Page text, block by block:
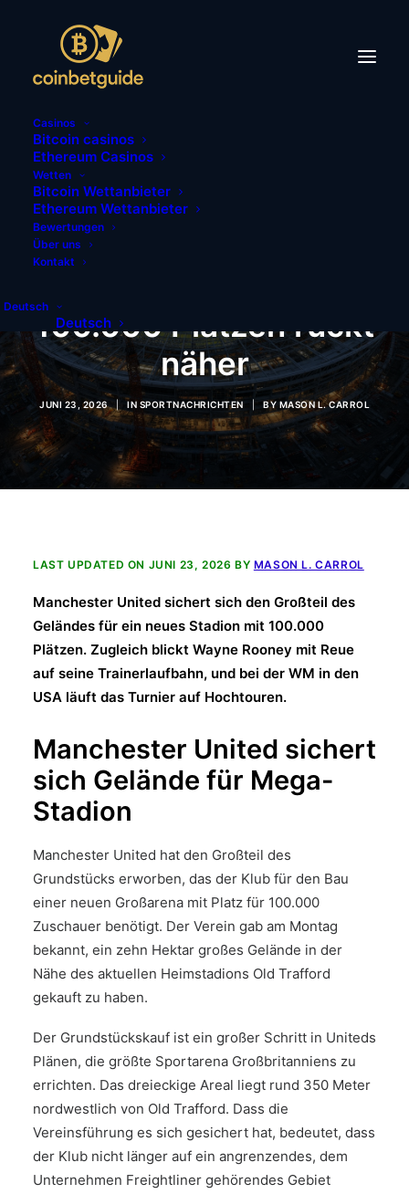
Casinos
Bitcoin casinos
Ethereum Casinos
Wetten
Bitcoin Wettanbieter
Ethereum Wettanbieter
Bewertungen
Über uns
Kontakt
Deutsch
Deutsch
Manchester United
kauft Grundstück:
100.000 Plätzen rückt
näher
JUNI 23, 2026 IN SPORTNACHRICHTEN BY MASON L. CARROL
LAST UPDATED ON JUNI 23, 2026 BY MASON L. CARROL
Manchester United sichert sich den Großteil des
Geländes für ein neues Stadion mit 100.000
Plätzen. Zugleich blickt Wayne Rooney mit Reue
auf seine Trainerlaufbahn, und bei der WM in den
USA läuft das Turnier auf Hochtouren.
Manchester United sichert
sich Gelände für Mega-
Stadion
Manchester United hat den Großteil des
Grundstücks erworben, das der Klub für den Bau
einer neuen Großarena mit Platz für 100.000
Zuschauer benötigt. Der Verein gab am Montag
bekannt, ein zehn Hektar großes Gelände in der
Nähe des aktuellen Heimstadions Old Trafford
gekauft zu haben.
Der Grundstückskauf ist ein großer Schritt in Uniteds
Plänen, die größte Sportarena Großbritanniens zu
errichten. Das dreieckige Areal liegt rund 350 Meter
nordwestlich von Old Trafford. Dass die
Vereinsführung es sich gesichert hat, bedeutet, dass
der Klub nicht länger auf ein angrenzendes, dem
Unternehmen Freightliner gehörendes Gebiet